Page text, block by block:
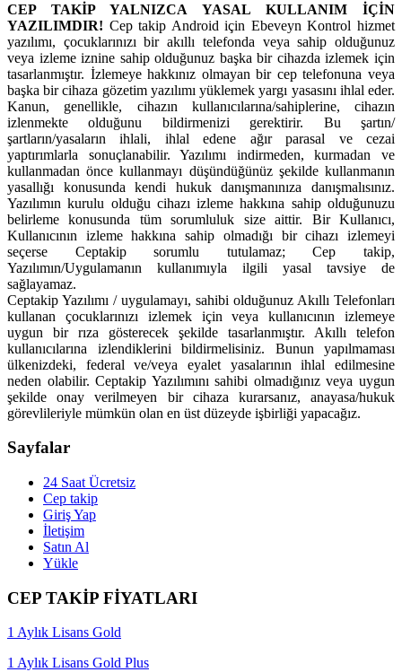
CEP TAKİP YALNIZCA YASAL KULLANIM İÇİN
YAZILIMDIR! Cep takip Android için Ebeveyn Kontrol hizmet
yazılımı, çocuklarınızı bir akıllı telefonda veya sahip olduğunuz
veya izleme iznine sahip olduğunuz başka bir cihazda izlemek için
tasarlanmıştır. İzlemeye hakkınız olmayan bir cep telefonuna veya
başka bir cihaza gözetim yazılımı yüklemek yargı yasasını ihlal eder.
Kanun, genellikle, cihazın kullanıcılarına/sahiplerine, cihazın
izlenmekte olduğunu bildirmenizi gerektirir. Bu şartın/
şartların/yasaların ihlali, ihlal edene ağır parasal ve cezai
yaptırımlarla sonuçlanabilir. Yazılımı indirmeden, kurmadan ve
kullanmadan önce kullanmayı düşündüğünüz şekilde kullanmanın
yasallığı konusunda kendi hukuk danışmanınıza danışmalısınız.
Yazılımın kurulu olduğu cihazı izleme hakkına sahip olduğunuzu
belirleme konusunda tüm sorumluluk size aittir. Bir Kullanıcı,
Kullanıcının izleme hakkına sahip olmadığı bir cihazı izlemeyi
seçerse Ceptakip sorumlu tutulamaz; Cep takip,
Yazılımın/Uygulamanın kullanımıyla ilgili yasal tavsiye de
sağlayamaz.
Ceptakip Yazılımı / uygulamayı, sahibi olduğunuz Akıllı Telefonları
kullanan çocuklarınızı izlemek için veya kullanıcının izlemeye
uygun bir rıza gösterecek şekilde tasarlanmıştır. Akıllı telefon
kullanıcılarına izlendiklerini bildirmelisiniz. Bunun yapılmaması
ülkenizdeki, federal ve/veya eyalet yasalarının ihlal edilmesine
neden olabilir. Ceptakip Yazılımını sahibi olmadığınız veya uygun
şekilde onay verilmeyen bir cihaza kurarsanız, anayasa/hukuk
görevlileriyle mümkün olan en üst düzeyde işbirliği yapacağız.
Sayfalar
24 Saat Ücretsiz
Cep takip
Giriş Yap
İletişim
Satın Al
Yükle
CEP TAKİP FİYATLARI
1 Aylık Lisans Gold
1 Aylık Lisans Gold Plus